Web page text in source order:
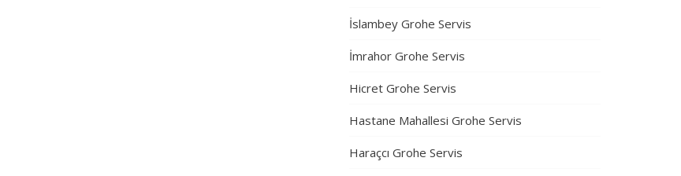
İslambey Grohe Servis
İmrahor Grohe Servis
Hicret Grohe Servis
Hastane Mahallesi Grohe Servis
Haraçcı Grohe Servis